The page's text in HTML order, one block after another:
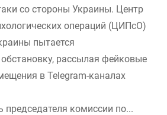
со стороны Украины. Центр
операций (ЦИПсО)
пытается
рассылая фейковые
в Telegram-каналах
председателя комиссии по...